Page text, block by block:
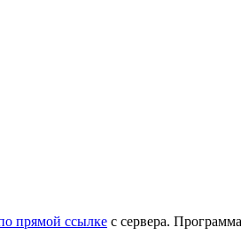
прямой ссылке с сервера.